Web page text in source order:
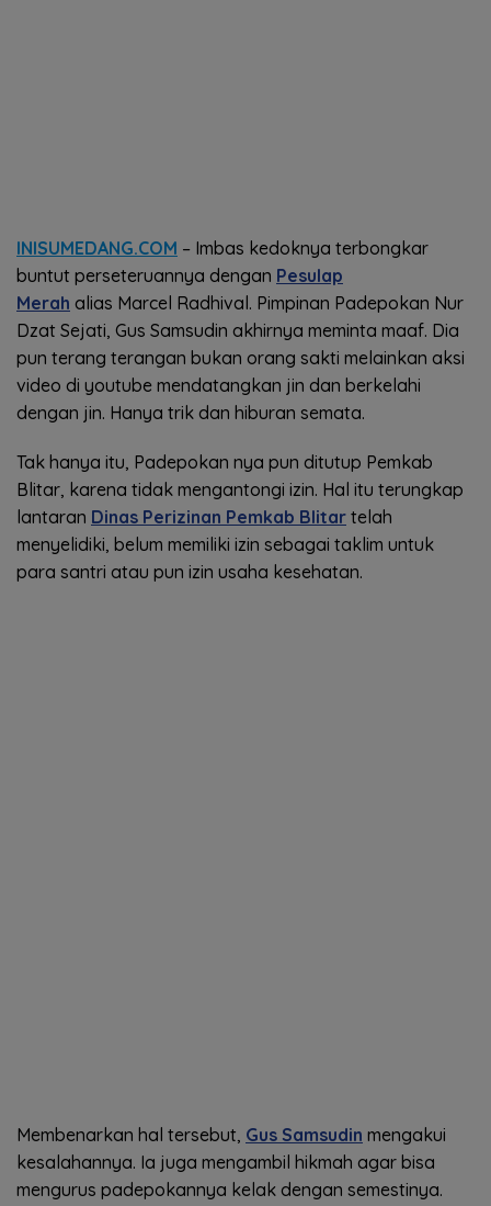
INISUMEDANG.COM – Imbas kedoknya terbongkar
buntut perseteruannya dengan Pesulap
Merah alias Marcel Radhival. Pimpinan Padepokan Nur
Dzat Sejati, Gus Samsudin akhirnya meminta maaf. Dia
pun terang terangan bukan orang sakti melainkan aksi
video di youtube mendatangkan jin dan berkelahi
dengan jin. Hanya trik dan hiburan semata.
Tak hanya itu, Padepokan nya pun ditutup Pemkab
Blitar, karena tidak mengantongi izin. Hal itu terungkap
lantaran Dinas Perizinan Pemkab Blitar telah
menyelidiki, belum memiliki izin sebagai taklim untuk
para santri atau pun izin usaha kesehatan.
Membenarkan hal tersebut, Gus Samsudin mengakui
kesalahannya. Ia juga mengambil hikmah agar bisa
mengurus padepokannya kelak dengan semestinya.